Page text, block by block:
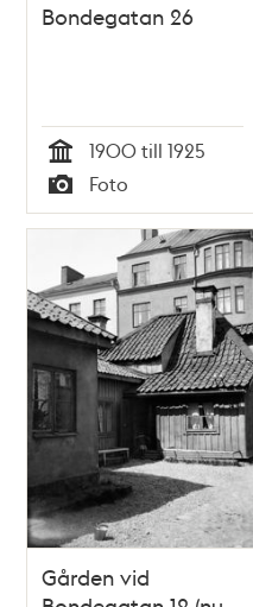
Bondegatan 26
Tid
1900 till 1925
Typ
Foto
Gården vid